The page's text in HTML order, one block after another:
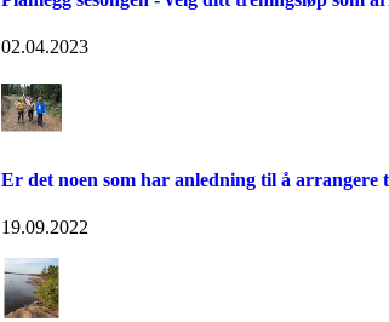
02.04.2023
Er det noen som har anledning til å arrangere
19.09.2022